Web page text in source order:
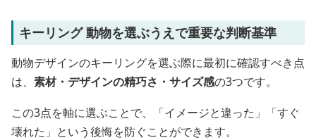
キーリング 動物を選ぶうえで重要な判断基準
動物デザインのキーリングを選ぶ際に最初に確認すべき点
は、 素材・デザインの精巧さ・サイズ感の3つです。
この3点を軸に選ぶことで、「イメージと違った」「すぐ
壊れた」という後悔を防ぐことができます。